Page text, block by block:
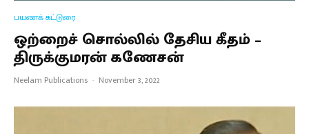
பயணக் கட்டுரை
ஒற்றைச் சொல்லில் தேசிய கீதம் –
திருக்குமரன் கணேசன்
Neelam Publications · November 3, 2022